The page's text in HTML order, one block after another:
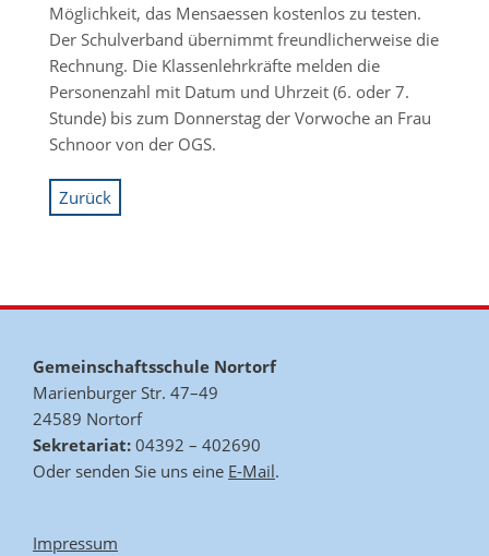
Möglichkeit, das Mensaessen kostenlos zu testen.
Der Schulverband übernimmt freundlicherweise die
Rechnung. Die Klassenlehrkräfte melden die
Personenzahl mit Datum und Uhrzeit (6. oder 7.
Stunde) bis zum Donnerstag der Vorwoche an Frau
Schnoor von der OGS.
Zurück
Gemeinschaftsschule Nortorf
Marienburger Str. 47–49
24589 Nortorf
Sekretariat: 04392 – 402690
Oder senden Sie uns eine E-Mail.
Impressum